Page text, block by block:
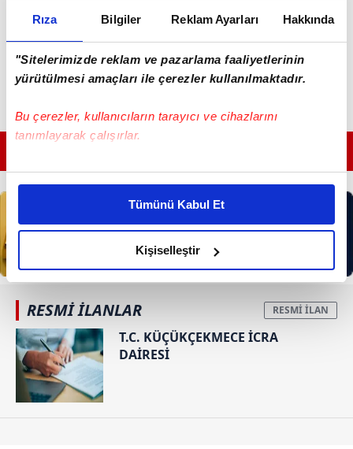
Rıza Bilgiler Reklam Ayarları Hakkında
"Sitelerimizde reklam ve pazarlama faaliyetlerinin
yürütülmesi amaçları ile çerezler kullanılmaktadır.
Bu çerezler, kullanıcıların tarayıcı ve cihazlarını
tanımlayarak çalışırlar.
Bu çerezlere izin vermeniz halinde sizlere özel
daha iyi reklam deneyimi yaşatabiliriz. Bunu yaparken
amacımızın size daha iyi bir reklam deneyimi sunmak
olduğunu ve sizlere en iyi içerikleri sunabilmek adına
elimizden gelen çabayı gösterdiğimizi ve bu noktada,
reklamların maliyetlerimizi karşılamak noktasında tek gelir
kalemimiz olduğunu sizlere hatırlatmak isteriz.
Her halükârda, kullanıcılar, bu çerezlere izin vermedikleri
takdirde, kullanıcılara hedefli reklamlar
gösterilmeyecektir."
Sizlere daha iyi bir hizmet sunabilmek için İnternet
Tümünü Kabul Et
Kişiselleştir
RESMİ İLANLAR
T.C. KÜÇÜKÇEKMECE İCRA
DAİRESİ